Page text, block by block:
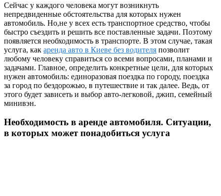
Сейчас у каждого человека могут возникнуть
непредвиденные обстоятельства для которых нужен
автомобиль. Но,не у всех есть транспортное средство, чтобы
быстро съездить и решить все поставленные задачи. Поэтому
появляется необходимость в транспорте. В этом случае, такая
услуга, как аренда авто в Киеве без водителя позволит
любому человеку справиться со всеми вопросами, планами и
задачами. Главное, определить конкретные цели, для которых
нужен автомобиль: единоразовая поездка по городу, поездка
за город по бездорожью, в путешествие и так далее. Ведь, от
этого будет зависеть и выбор авто-легковой, джип, семейный
минивэн.
Необходимость в аренде автомобиля. Ситуации,
в которых может понадобиться услуга